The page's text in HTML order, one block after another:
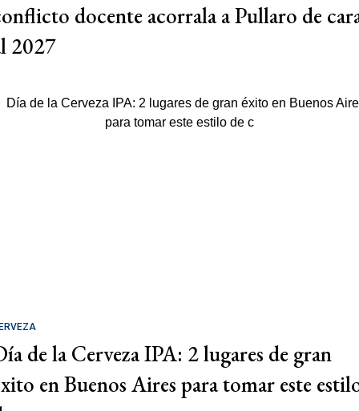
docente acorrala a Pullaro de
2027
de la Cerveza IPA: 2 lugares de gran
en Buenos Aires para tomar este